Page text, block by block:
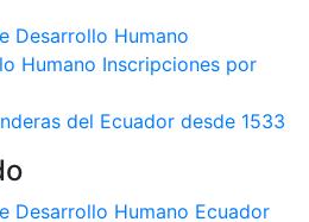
Desarrollo Humano
Humano Inscripciones por
del Ecuador desde 1533
Desarrollo Humano Ecuador